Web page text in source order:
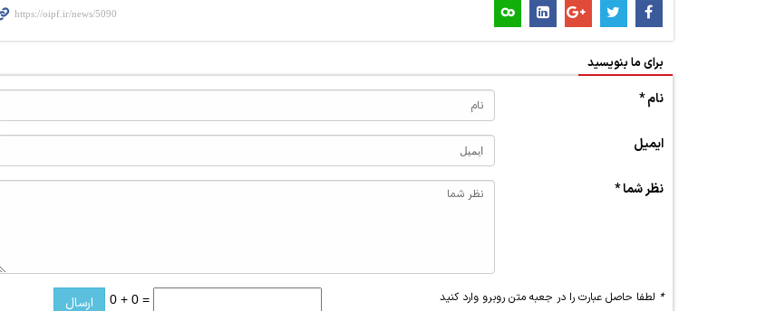
برای ما بنویسید
نام *
ایمیل
نظر شما *
* لطفا حاصل عبارت را در جعبه متن روبرو وارد کنید 0 + 0 =